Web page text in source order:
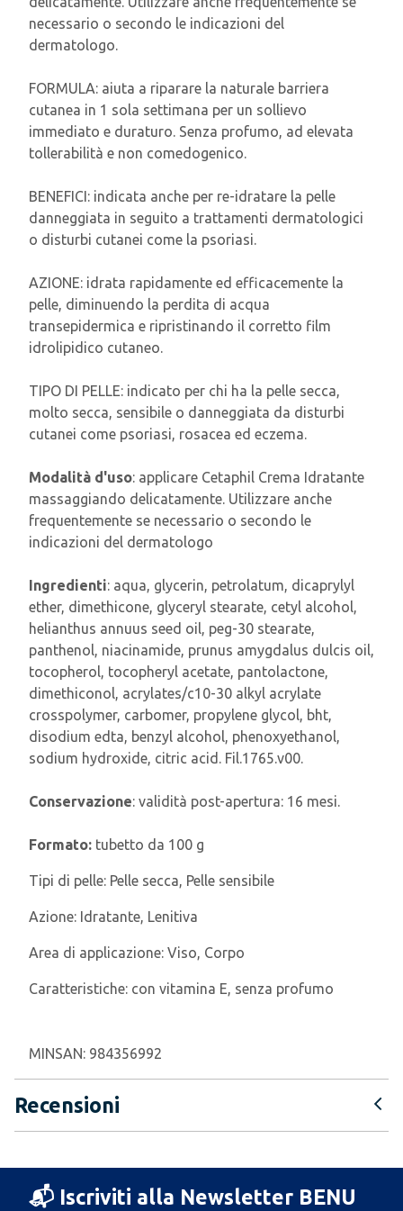
necessario o secondo le indicazioni del
dermatologo.
FORMULA: aiuta a riparare la naturale barriera
cutanea in 1 sola settimana per un sollievo
immediato e duraturo. Senza profumo, ad elevata
tollerabilità e non comedogenico.
BENEFICI: indicata anche per re-idratare la pelle
danneggiata in seguito a trattamenti dermatologici
o disturbi cutanei come la psoriasi.
AZIONE: idrata rapidamente ed efficacemente la
pelle, diminuendo la perdita di acqua
transepidermica e ripristinando il corretto film
idrolipidico cutaneo.
TIPO DI PELLE: indicato per chi ha la pelle secca,
molto secca, sensibile o danneggiata da disturbi
cutanei come psoriasi, rosacea ed eczema.
Modalità d'uso: applicare Cetaphil Crema Idratante
massaggiando delicatamente. Utilizzare anche
frequentemente se necessario o secondo le
indicazioni del dermatologo
Ingredienti: aqua, glycerin, petrolatum, dicaprylyl
ether, dimethicone, glyceryl stearate, cetyl alcohol,
helianthus annuus seed oil, peg-30 stearate,
panthenol, niacinamide, prunus amygdalus dulcis oil,
tocopherol, tocopheryl acetate, pantolactone,
dimethiconol, acrylates/c10-30 alkyl acrylate
crosspolymer, carbomer, propylene glycol, bht,
disodium edta, benzyl alcohol, phenoxyethanol,
sodium hydroxide, citric acid. Fil.1765.v00.
Conservazione: validità post-apertura: 16 mesi.
Formato: tubetto da 100 g
Tipi di pelle: Pelle secca, Pelle sensibile
Azione: Idratante, Lenitiva
Area di applicazione: Viso, Corpo
Caratteristiche: con vitamina E, senza profumo
MINSAN: 984356992
Recensioni
📬 Iscriviti alla Newsletter BENU